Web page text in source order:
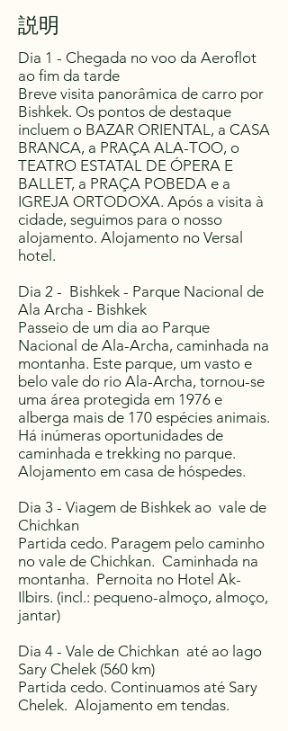
説明
Dia 1 - Chegada no voo da Aeroflot
ao fim da tarde
Breve visita panorâmica de carro por
Bishkek. Os pontos de destaque
incluem o BAZAR ORIENTAL, a CASA
BRANCA, a PRAÇA ALA-TOO, o
TEATRO ESTATAL DE ÓPERA E
BALLET, a PRAÇA POBEDA e a
IGREJA ORTODOXA. Após a visita à
cidade, seguimos para o nosso
alojamento. Alojamento no Versal
hotel.
Dia 2 - Bishkek - Parque Nacional de
Ala Archa - Bishkek
Passeio de um dia ao Parque
Nacional de Ala-Archa, caminhada na
montanha. Este parque, um vasto e
belo vale do rio Ala-Archa, tornou-se
uma área protegida em 1976 e
alberga mais de 170 espécies animais.
Há inúmeras oportunidades de
caminhada e trekking no parque.
Alojamento em casa de hóspedes.
Dia 3 - Viagem de Bishkek ao vale de
Chichkan
Partida cedo. Paragem pelo caminho
no vale de Chichkan. Caminhada na
montanha. Pernoita no Hotel Ak-
Ilbirs. (incl.: pequeno-almoço, almoço,
jantar)
Dia 4 - Vale de Chichkan até ao lago
Sary Chelek (560 km)
Partida cedo. Continuamos até Sary
Chelek. Alojamento em tendas.